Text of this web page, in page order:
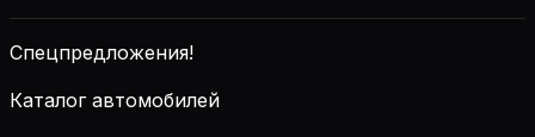
Спецпредложения!
Каталог автомобилей